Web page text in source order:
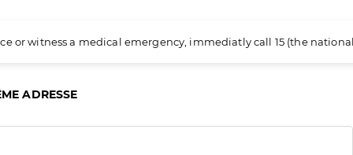
or witness a medical emergency, immediatly call 15 (the
ADRESSE